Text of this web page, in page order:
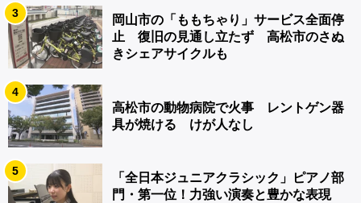
3
岡山市の「ももちゃり」サービス全面停
止 復旧の見通し立たず 高松市のさぬ
きシェアサイクルも
4
高松市の動物病院で火事 レントゲン器
具が焼ける けが人なし
5
「全日本ジュニアクラシック」ピアノ部
門・第一位！力強い演奏と豊かな表現